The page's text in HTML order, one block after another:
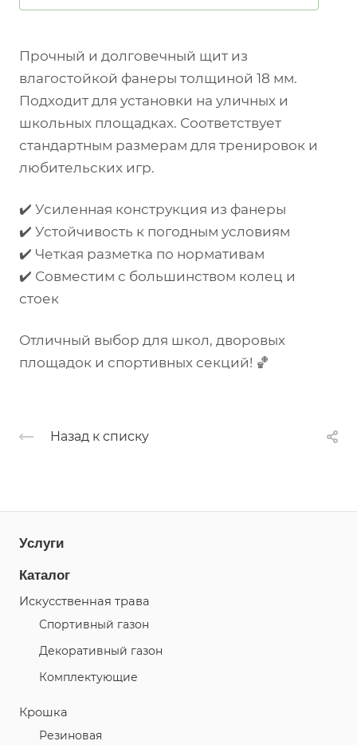
Прочный и долговечный щит из
влагостойкой фанеры толщиной 18 мм.
Подходит для установки на уличных и
школьных площадках. Соответствует
стандартным размерам для тренировок и
любительских игр.
✔️ Усиленная конструкция из фанеры
✔️ Устойчивость к погодным условиям
✔️ Четкая разметка по нормативам
✔️ Совместим с большинством колец и
стоек
Отличный выбор для школ, дворовых
площадок и спортивных секций! 🏀
Назад к списку
Услуги
Каталог
Искусственная трава
Спортивный газон
Декоративный газон
Комплектующие
Крошка
Резиновая